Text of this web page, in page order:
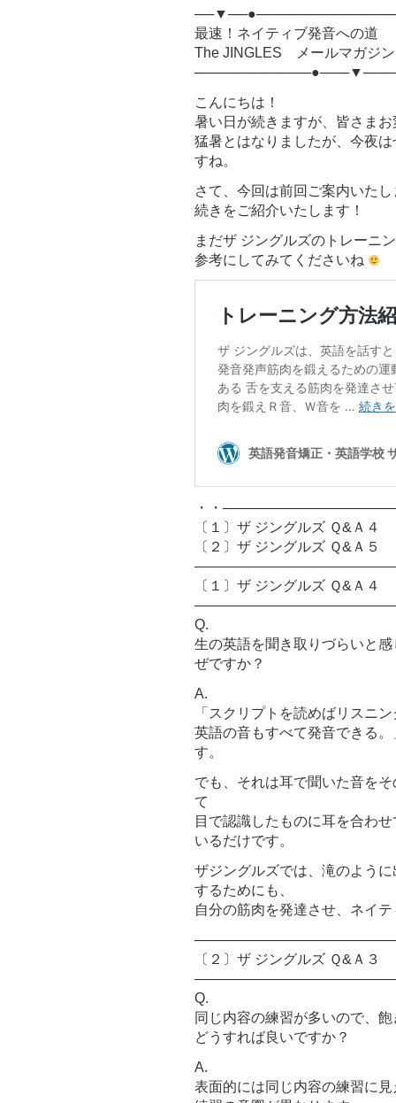
最速！ネイティブ発音への道
The JINGLES メールマガジン
こんにちは！
暑い日が続きますが、皆さま
猛暑とはなりましたが、今夜
すね。
さて、今回は前回ご案内いた
続きをご紹介いたします！
まだザ ジングルズのトレーニ
参考にしてみてくださいね
・・
〔１〕ザ ジングルズ Ｑ&Ａ４
〔２〕ザ ジングルズ Ｑ&Ａ５
〔１〕ザ ジングルズ Ｑ&Ａ４
Q.
生の英語を聞き取りづらいと
ぜですか？
A.
「スクリプトを読めばリスニ
英語の音もすべて発音できる
す。
でも、それは耳で聞いた音を
て
目で認識したものに耳を合わ
いるだけです。
ザジングルズでは、滝のよう
するためにも、
自分の筋肉を発達させ、ネイ
〔２〕ザ ジングルズ Ｑ&Ａ３
Q.
同じ内容の練習が多いので、
どうすれば良いですか？
A.
表面的には同じ内容の練習に